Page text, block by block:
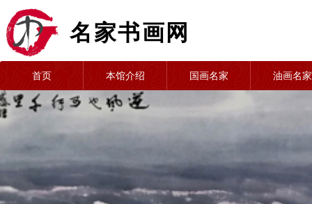
名家书画网
首页 本馆介绍 国画名家 油画名家